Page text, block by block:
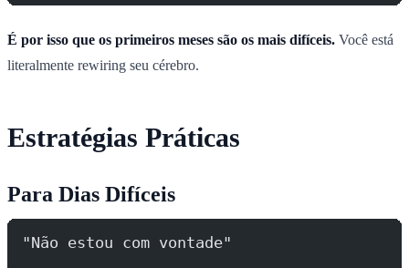
É por isso que os primeiros meses são os mais difíceis. Você está
literalmente rewiring seu cérebro.
Estratégias Práticas
Para Dias Difíceis
"Não estou com vontade"